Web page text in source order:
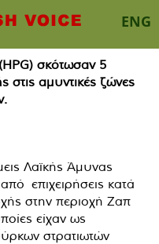
ENG
σκότωσαν 5
στις αμυντικές ζώνες
Λαϊκής Άμυνας
επιχειρήσεις κατά
στην περιοχή Ζαπ
είχαν ως
στρατιωτών